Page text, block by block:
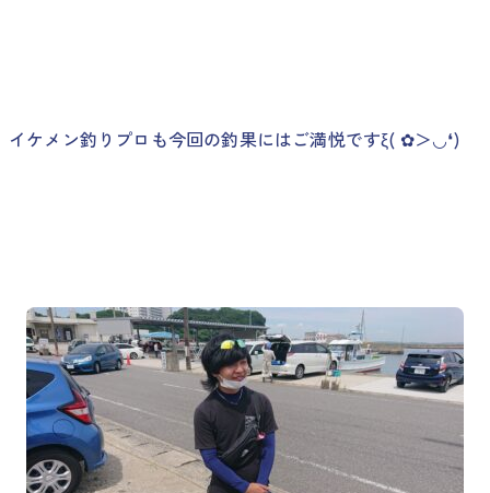
イケメン釣りプロも今回の釣果にはご満悦ですξ( ✿＞◡❛)